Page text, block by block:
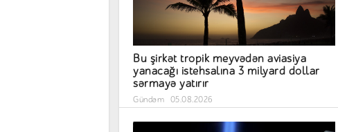
Bu şirkət tropik meyvədən aviasiya
yanacağı istehsalına 3 milyard dollar
sərmayə yatırır
Gündəm 05.08.2026